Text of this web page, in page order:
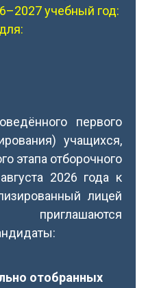
учебный год:
первого
учащихся,
этапа отборочного
2026 года к
лицей
отобранных